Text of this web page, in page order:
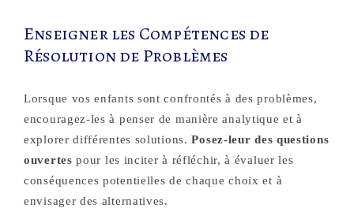
Enseigner les Compétences de
Résolution de Problèmes
Lorsque vos enfants sont confrontés à des problèmes,
encouragez-les à penser de manière analytique et à
explorer différentes solutions.Posez-leur des questions
ouvertes pour les inciter à réfléchir, à évaluer les
conséquences potentielles de chaque choix et à
envisager des alternatives.